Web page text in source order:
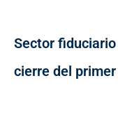
Sector
cierre del